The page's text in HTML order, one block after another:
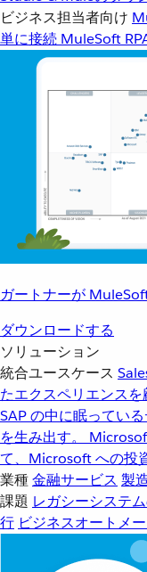
ビジネス担当者向け
単に接続 MuleSoft
ガートナーが
ダウンロードする
ソリューション
統合ユースケース
たエクスペリエンス
SAP の中に眠ってい
を生み出す。
て、Microsoft への投
業種金融サービス 製
課題 レガシーシステ
行 ビジネスオートメ